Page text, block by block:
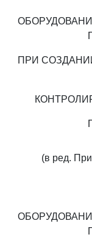
ПРИ
(в ред.